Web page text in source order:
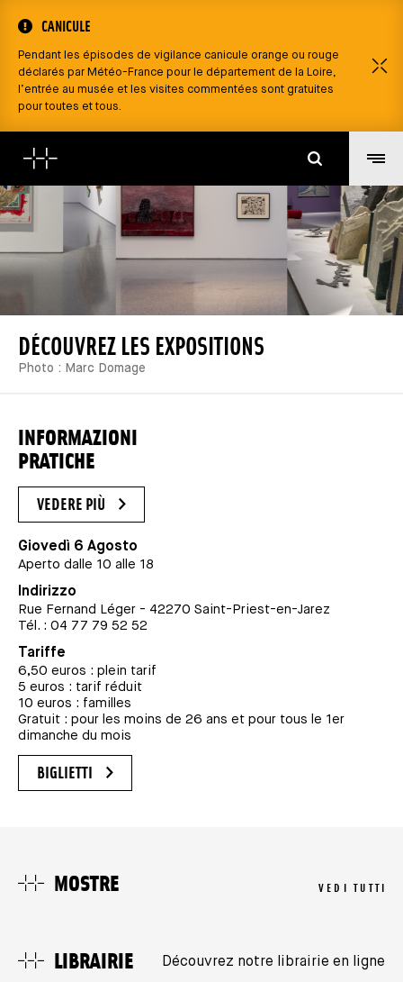
CANICULE
Pendant les épisodes de vigilance canicule orange ou rouge
déclarés par Météo-France pour le département de la Loire,
l’entrée au musée et les visites commentées sont gratuites
pour toutes et tous.
DÉCOUVREZ LES EXPOSITIONS
Photo : Marc Domage
INFORMAZIONI
PRATICHE
VEDERE PIÙ
Giovedì 6 Agosto
Aperto dalle 10 alle 18
Indirizzo
Rue Fernand Léger - 42270 Saint-Priest-en-Jarez
Tél. : 04 77 79 52 52
Tariffe
6,50 euros : plein tarif
5 euros : tarif réduit
10 euros : familles
Gratuit : pour les moins de 26 ans et pour tous le 1er
dimanche du mois
BIGLIETTI
MOSTRE VEDI TUTTI
LIBRAIRIE Découvrez notre librairie en ligne